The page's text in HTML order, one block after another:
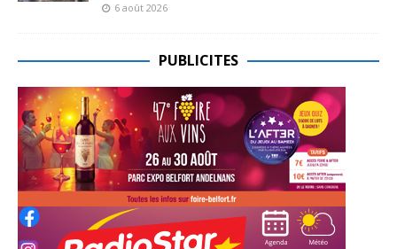
6 août 2026
PUBLICITES